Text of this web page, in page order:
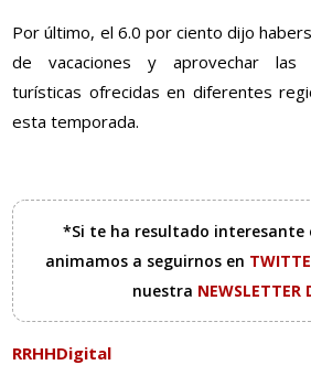
Por último, el 6.0 por ciento dijo
de vacaciones y aprovechar las
turísticas ofrecidas en diferentes
esta temporada.
*Si te ha resultado interesante
animamos a seguirnos en
nuestra NEWSLETTER
RRHHDigital